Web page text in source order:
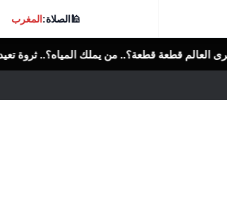
🕌الصلاة:المغرب
المياه؟.. ثروة تعيد رسم خريطة النفوذ فى